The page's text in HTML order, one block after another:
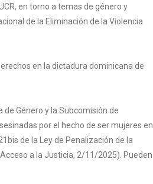
en torno a temas de género y
de la Eliminación de la Violencia
en la dictadura dominicana de
de Género y la Subcomisión de
por el hecho de ser mujeres en
de la Ley de Penalización de la
a la Justicia, 2/11/2025). Pueden